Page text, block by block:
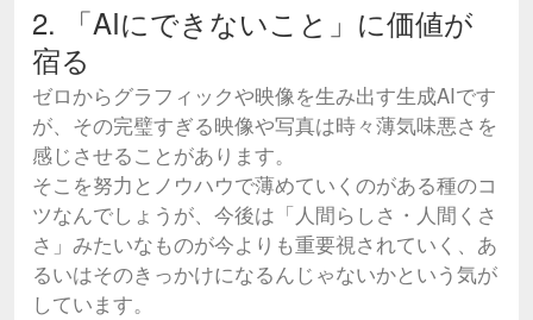
2. 「AIにできないこと」に価値が
宿る
ゼロからグラフィックや映像を生み出す生成AIです
が、その完璧すぎる映像や写真は時々薄気味悪さを
感じさせることがあります。
そこを努力とノウハウで薄めていくのがある種のコ
ツなんでしょうが、今後は「人間らしさ・人間くさ
さ」みたいなものが今よりも重要視されていく、あ
るいはそのきっかけになるんじゃないかという気が
しています。